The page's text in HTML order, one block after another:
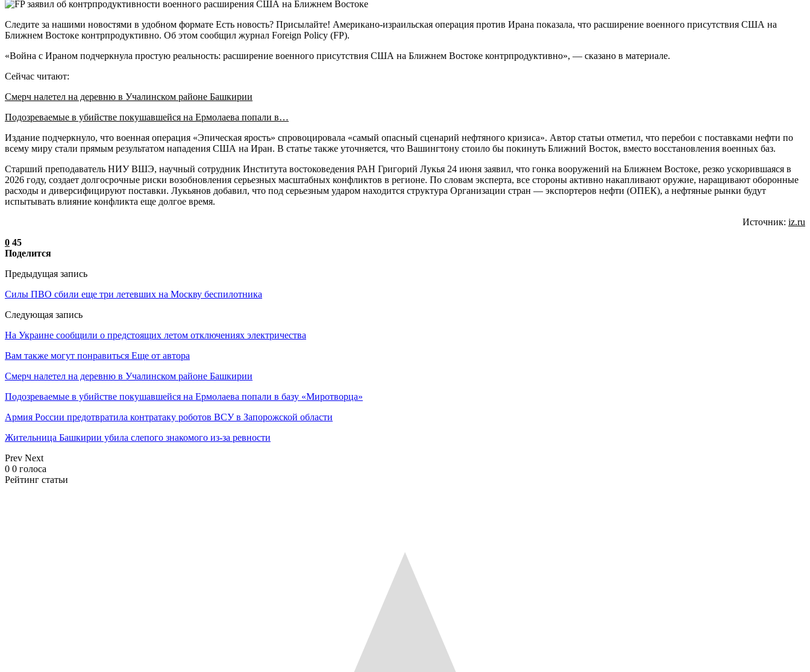
Следите за нашими новостями в удобном формате Есть новость? Присылайте! Американо-израильская операция против Ирана показала, что расширение военного присутствия США на
Ближнем Востоке контрпродуктивно. Об этом сообщил журнал Foreign Policy (FP).
«Война с Ираном подчеркнула простую реальность: расширение военного присутствия США на Ближнем Востоке контрпродуктивно», — сказано в материале.
Сейчас читают:
Смерч налетел на деревню в Учалинском районе Башкирии
Подозреваемые в убийстве покушавшейся на Ермолаева попали в…
Издание подчеркнуло, что военная операция «Эпическая ярость» спровоцировала «самый опасный сценарий нефтяного кризиса». Автор статьи отметил, что перебои с поставками нефти по
всему миру стали прямым результатом нападения США на Иран. В статье также уточняется, что Вашингтону стоило бы покинуть Ближний Восток, вместо восстановления военных баз.
Старший преподаватель НИУ ВШЭ, научный сотрудник Института востоковедения РАН Григорий Лукья 24 июня заявил, что гонка вооружений на Ближнем Востоке, резко ускорившаяся в
2026 году, создает долгосрочные риски возобновления серьезных масштабных конфликтов в регионе. По словам эксперта, все стороны активно накапливают оружие, наращивают оборонные
расходы и диверсифицируют поставки. Лукьянов добавил, что под серьезным ударом находится структура Организации стран — экспортеров нефти (ОПЕК), а нефтяные рынки будут
испытывать влияние конфликта еще долгое время.
Источник: iz.ru
0 45
Поделится
Предыдущая запись
Силы ПВО сбили еще три летевших на Москву беспилотника
Следующая запись
На Украине сообщили о предстоящих летом отключениях электричества
Вам также могут понравиться Еще от автора
Смерч налетел на деревню в Учалинском районе Башкирии
Подозреваемые в убийстве покушавшейся на Ермолаева попали в базу «Миротворца»
Армия России предотвратила контратаку роботов ВСУ в Запорожской области
Жительница Башкирии убила слепого знакомого из-за ревности
Prev Next
0 0 голоса
Рейтинг статьи